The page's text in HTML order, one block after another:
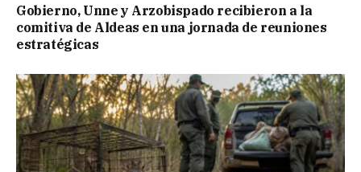
Gobierno, Unne y Arzobispado recibieron a la
comitiva de Aldeas en una jornada de reuniones
estratégicas